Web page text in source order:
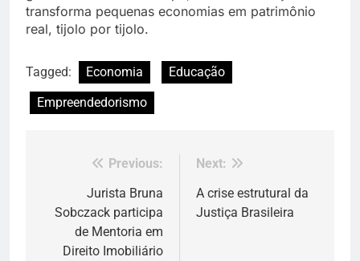
transforma pequenas economias em patrimônio
real, tijolo por tijolo.
Tagged: Economia
Educação
Empreendedorismo
Navegação
Post
Previous:
Jurista Bruna
Sobczack participa
de Mentoria em
Direito Imobiliário
Next:
A crise estrutural da
Justiça Brasileira